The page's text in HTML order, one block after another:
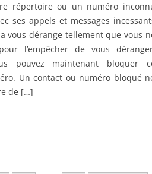
répertoire ou un numéro
ses appels et messages
vous dérange tellement que vous
l’empêcher de vous
pouvez maintenant bloquer
Un contact ou numéro bloqué
de […]